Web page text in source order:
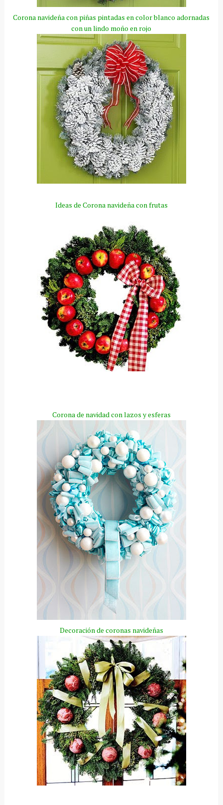
Corona navideña con piñas pintadas en color blanco adornadas
con un lindo moño en rojo
Ideas de Corona navideña con frutas
Corona de navidad con lazos y esferas
Decoraciónde coronas navideñas